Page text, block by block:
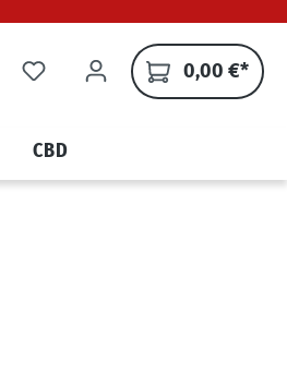
0,00 €*
CBD